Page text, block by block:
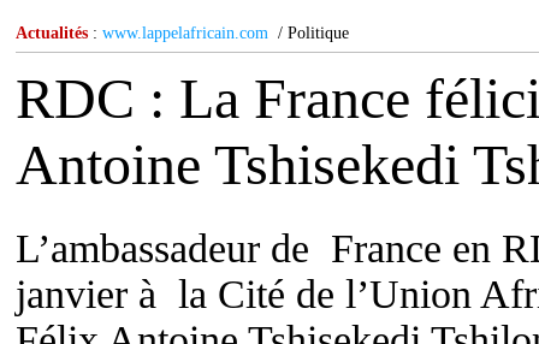
Actualités : www.lappelafricain.com / Politique
RDC : La France
Antoine Tshisekedi
L’ambassadeur de France en
janvier à la Cité de l’Union